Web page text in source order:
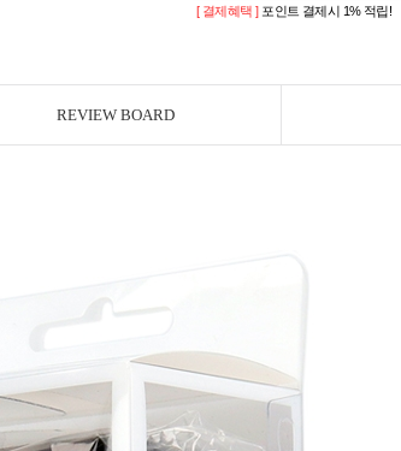
[ 결제혜택 ] 포인트 결제시 1% 적립!
REVIEW BOARD